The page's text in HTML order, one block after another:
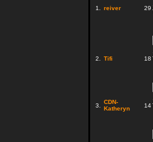
1. reiver 29
2. Tifi 18
3.
CDN-
Katheryn
14